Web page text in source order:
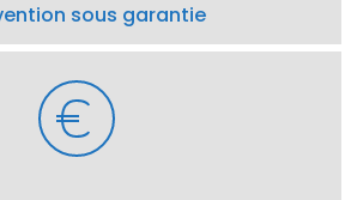
sous garantie